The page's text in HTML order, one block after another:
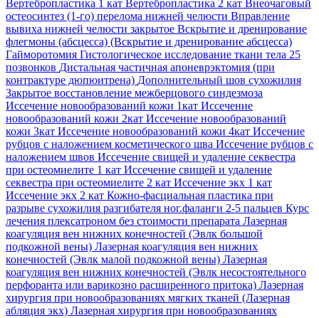
Вертебропластика 1 кат Вертебропластика 2 кат Внеочаговый
остеосинтез (1-го) перелома нижней челюсти Вправление
вывиха нижней челюсти закрытое Вскрытие и дренирование
флегмоны (абсцесса) (Вскрытие и дренирование абсцесса)
Гайморотомия Гистологическое исследование ткани тела 25
позвонков Дистальная частичная апоневрэктомия (при
контрактуре дюпюитрена) Дополнительный шов сухожилия
Закрытое восстановление межберцового синдезмоза
Иссечение новообразований кожи 1кат Иссечение
новообразований кожи 2кат Иссечение новообразований
кожи 3кат Иссечение новообразований кожи 4кат Иссечение
рубцов с наложением косметического шва Иссечение рубцов с
наложением швов Иссечение свищей и удаление секвестра
при остеомиелите 1 кат Иссечение свищей и удаление
секвестра при остеомиелите 2 кат Иссечение экх 1 кат
Иссечение экх 2 кат Кожно-фасциальная пластика при
разрыве сухожилия разгибателя ног.фаланги 2-5 пальцев Курс
лечения плексатроном без стоимости препарата Лазерная
коагуляция вен нижних конечностей (Эвлк большой
подкожной вены) Лазерная коагуляция вен нижних
конечностей (Эвлк малой подкожной вены) Лазерная
коагуляция вен нижних конечностей (Эвлк несостоятельного
перфоранта или варикозно расширенного притока) Лазерная
хирургия при новообразованиях мягких тканей (Лазерная
абляция экх) Лазерная хирургия при новообразованиях